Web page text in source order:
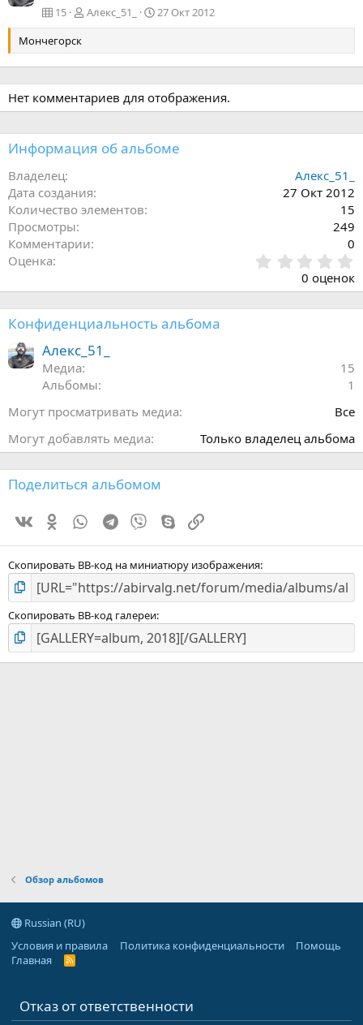
15 Алекс_51_
27 Окт 2012
Мончегорск
Нет комментариев для отображения.
Информация об альбоме
Владелец
Алекс_51_
Дата создания
27 Окт 2012
Количество элементов
15
Просмотры
249
Комментарии
0
Оценка
.
0
0
0 оценок
Конфиденциальность альбома
Алекс_51_
Медиа
15
Альбомы
1
Могут просматривать медиа
Все
Могут добавлять медиа
Только владелец альбома
Поделиться альбомом
Ok WhatsAppTelegram
Viber SkypeСсылка
Скопировать BB-код на миниатюру изображения
Скопировать BB-код галереи
Обзор альбомов
Russian (RU)
Условия и правила
Политика конфиденциальности
Помощь
Главная
R
Отказ от ответственности